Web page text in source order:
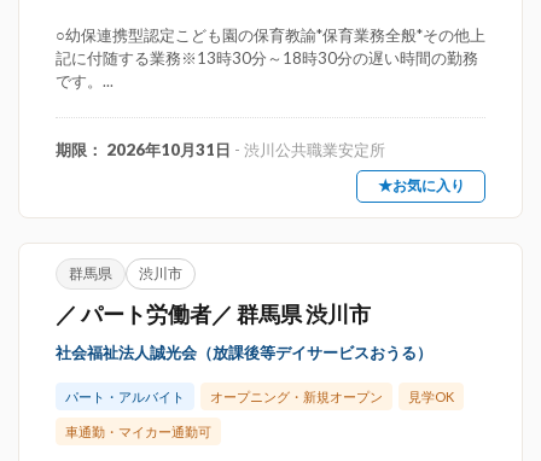
○幼保連携型認定こども園の保育教諭*保育業務全般*その他上
記に付随する業務※13時30分～18時30分の遅い時間の勤務
です。...
期限： 2026年10月31日 - 渋川公共職業安定所
★お気に入り
群馬県 渋川市
／ パート労働者／ 群馬県 渋川市
社会福祉法人誠光会（放課後等デイサービスおうる）
パート・アルバイト オープニング・新規オープン 見学OK
車通勤・マイカー通勤可